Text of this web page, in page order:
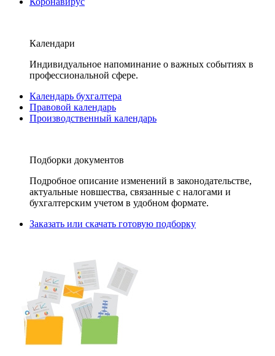
Календари
Индивидуальное напоминание о важных событиях в
профессиональной сфере.
Календарь бухгалтера
Правовой календарь
Производственный календарь
Подборки документов
Подробное описание изменений в законодательстве,
актуальные новшества, связанные с налогами и
бухгалтерским учетом в удобном формате.
Заказать или скачать готовую подборку